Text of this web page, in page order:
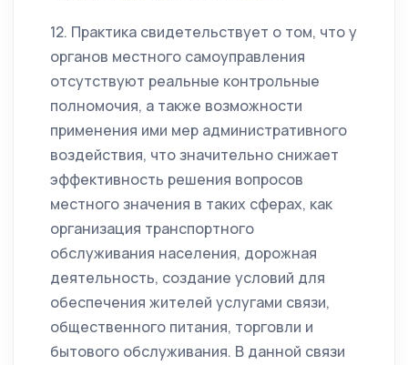
12. Практика свидетельствует о том, что у
органов местного самоуправления
отсутствуют реальные контрольные
полномочия, а также возможности
применения ими мер административного
воздействия, что значительно снижает
эффективность решения вопросов
местного значения в таких сферах, как
организация транспортного
обслуживания населения, дорожная
деятельность, создание условий для
обеспечения жителей услугами связи,
общественного питания, торговли и
бытового обслуживания. В данной связи